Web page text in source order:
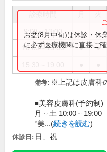
9:00～13:00
10:00～13:00 ● ●
お盆(8月中旬)は休診・休
に必ず医療機関に直接ご確
備考: ※上記は皮膚科
■美容皮膚科(予約制)
月～土 10:00～19:00
*美...(続きを読む)
休診日: 日、祝